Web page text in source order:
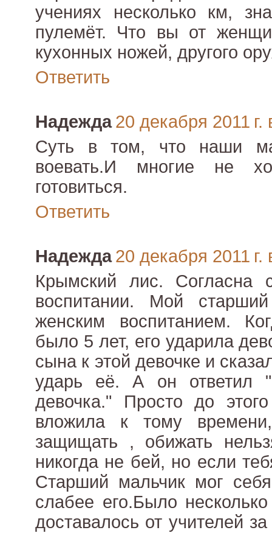
учениях несколько км,
пулемёт. Что вы от
кухонных ножей, другого
Ответить
Надежда 20 декабря 2011 г.
Суть в том, что наши
воевать.И многие не
готовиться.
Ответить
Надежда 20 декабря 2011 г.
Крымский лис.
воспитании. Мой
женским воспитанием.
было 5 лет, его ударила
сына к этой девочке и
ударь её. А он
девочка." Просто до
вложила к тому
защищать , обижать
никогда не бей, но если
Старший мальчик мог
слабее его.Было
доставалось от учителей